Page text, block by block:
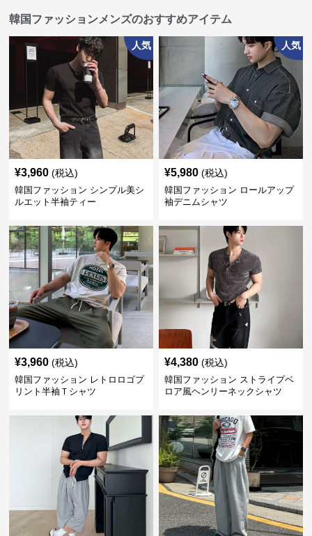
韓国ファッションメンズのおすすめアイテム
人気
¥3,960 (税込)
韓国ファッション シンプル美シ
ルエット半袖ティー
人気
¥5,980 (税込)
韓国ファッション ロールアップ
袖デニムシャツ
¥3,960 (税込)
韓国ファッション レトロロゴプ
リント半袖Ｔシャツ
¥4,380 (税込)
韓国ファッション ストライプベ
ロア風ヘンリーネックシャツ